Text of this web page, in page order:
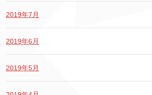
2019年7月
2019年6月
2019年5月